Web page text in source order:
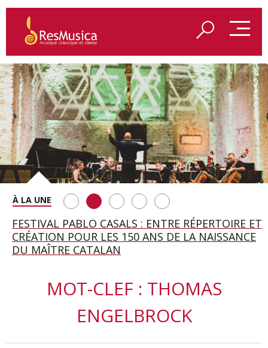
SAINT FRANÇOIS D’ASSISE À SALZBOURG, UNE
SOIRÉE IMMENSE PORTÉE PAR ROMEO
CASTELLUCCI ET MAXIME PASCAL
FESTIVAL PABLO CASALS : ENTRE RÉPERTOIRE ET
CRÉATION POUR LES 150 ANS DE LA NAISSANCE
DU MAÎTRE CATALAN
A BAYREUTH, LE 150E ANNIVERSAIRE DU RING
WAGNÉRIEN GÉNÉRÉ PAR L’IA
BETSY JOLAS FÊTE SON CENTIÈME
ANNIVERSAIRE
GEORGE BENJAMIN : « MES PARENTS AVAIENT
CETTE EXIGENCE DE L’OBJET CISELÉ »
MOT-CLEF : THOMAS
ENGELBROCK